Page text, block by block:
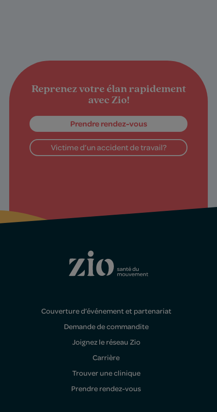
Reprenez votre élan rapidement
avec Zio!
Prendre rendez-vous
Victime d’un accident de travail?
Couverture d’événement et partenariat
Demande de commandite
Joignez le réseau Zio
Carrière
Trouver une clinique
Prendre rendez-vous